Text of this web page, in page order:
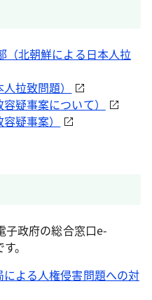
（北朝鮮による日本人拉
拉致問題）
疑事案について）
疑事案）
子政府の総合窓口e-
。
よる人権侵害問題への対